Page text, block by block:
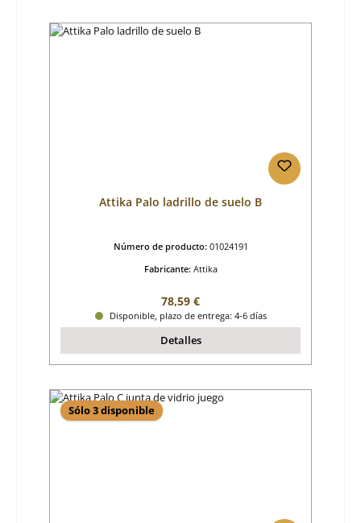
Attika Palo ladrillo de suelo B
Número de producto: 01024191
Fabricante: Attika
Precio normal:
78,59 €
Disponible, plazo de entrega: 4-6 días
Detalles
Sólo 3 disponible